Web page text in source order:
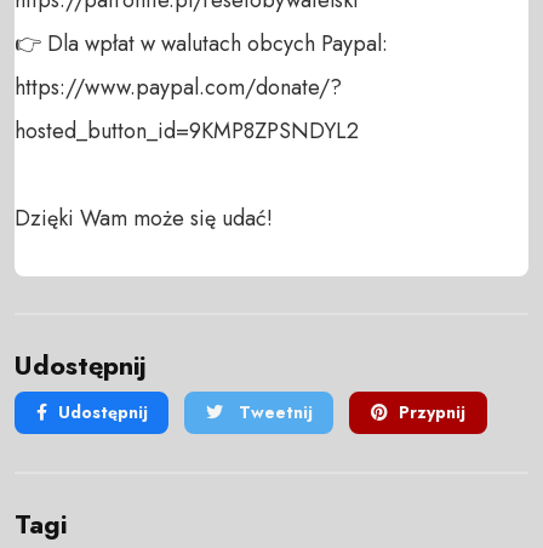
👉 Dla wpłat w walutach obcych Paypal:
https://www.paypal.com/donate/?
hosted_button_id=9KMP8ZPSNDYL2
Dzięki Wam może się udać!
Udostępnij
Udostępnij Tweetnij Przypnij
Tagi